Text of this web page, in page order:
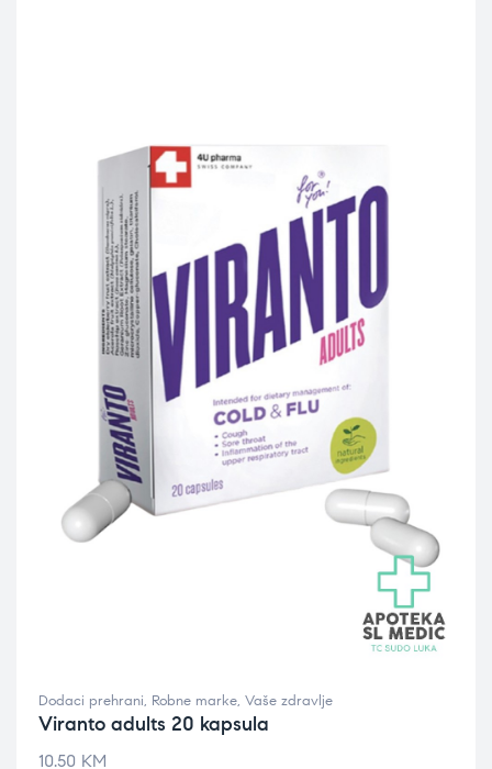
Dodaci prehrani, Robne marke, Vaše zdravlje
Viranto adults 20 kapsula
10.50 KM